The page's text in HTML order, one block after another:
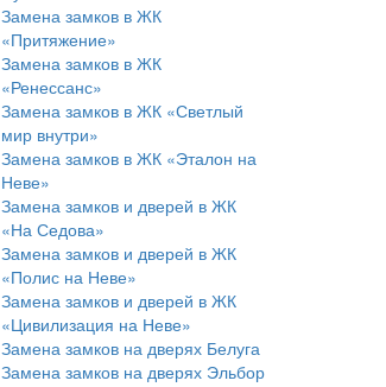
Замена замков в ЖК
«Притяжение»
Замена замков в ЖК
«Ренессанс»
Замена замков в ЖК «Светлый
мир внутри»
Замена замков в ЖК «Эталон на
Неве»
Замена замков и дверей в ЖК
«На Седова»
Замена замков и дверей в ЖК
«Полис на Неве»
Замена замков и дверей в ЖК
«Цивилизация на Неве»
Замена замков на дверях Белуга
Замена замков на дверях Эльбор